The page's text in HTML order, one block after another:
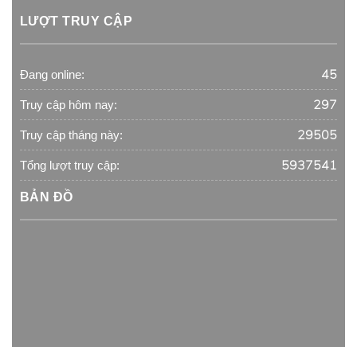
LƯỢT TRUY CẬP
Đang online: 45
Truy cập hôm nay: 297
Truy cập tháng này: 29505
Tổng lượt truy cập: 5937541
BẢN ĐỒ